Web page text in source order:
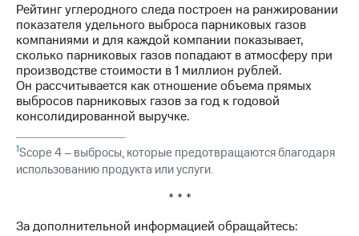
Рейтинг углеродного следа построен на ранжировании
показателя удельного выброса парниковых газов
компаниями и для каждой компании показывает,
сколько парниковых газов попадают в атмосферу при
производстве стоимости в 1 миллион рублей.
Он рассчитывается как отношение объема прямых
выбросов парниковых газов за год к годовой
консолидированной выручке.
1Scope 4 – выбросы, которые предотвращаются благодаря
использованию продукта или услуги.
* * *
За дополнительной информацией обращайтесь: